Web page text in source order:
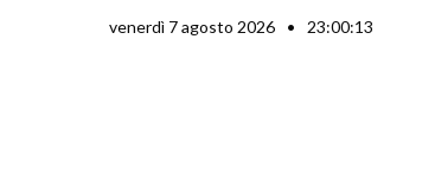
venerdì 7 agosto 2026 • 23:00:14